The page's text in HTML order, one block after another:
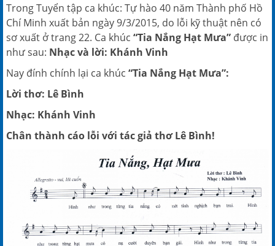
Trong Tuyển tập ca khúc: Tự hào 40 năm Thành phố Hồ
Chí Minh xuất bản ngày 9/3/2015, do lỗi kỹ thuật nên có
sơ xuất ở trang 22. Ca khúc “Tia Nắng Hạt Mưa” được in
như sau: Nhạc và lời: Khánh Vinh
Nay đính chính lại ca khúc “Tia Nắng Hạt Mưa”:
Lời thơ: Lê Bình
Nhạc: Khánh Vinh
Chân thành cáo lỗi với tác giả thơ Lê Bình!